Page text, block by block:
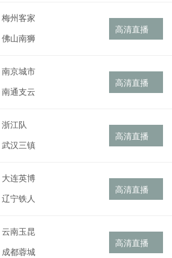
梅州客家
佛山南狮
高清直播
南京城市
南通支云
高清直播
浙江队
武汉三镇
高清直播
大连英博
辽宁铁人
高清直播
云南玉昆
成都蓉城
高清直播